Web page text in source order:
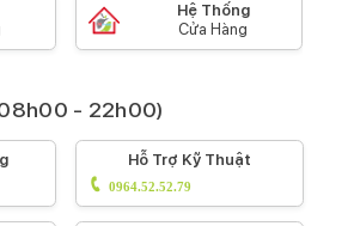
Hệ Thống
Cửa Hàng
- 22h00)
Hỗ Trợ Kỹ Thuật
0964.52.52.79